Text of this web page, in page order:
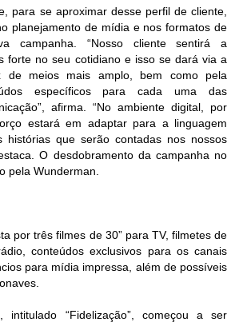
para se aproximar desse perfil de cliente,
planejamento de mídia e nos formatos de
campanha. “Nosso cliente sentirá a
forte no seu cotidiano e isso se dará via a
de meios mais amplo, bem como pela
específicos para cada uma das
afirma. “No ambiente digital, por
estará em adaptar para a linguagem
histórias que serão contadas nos nossos
O desdobramento da campanha no
pela Wunderman.
por três filmes de 30” para TV, filmetes de
conteúdos exclusivos para os canais
para mídia impressa, além de possíveis
intitulado “Fidelização”, começou a ser